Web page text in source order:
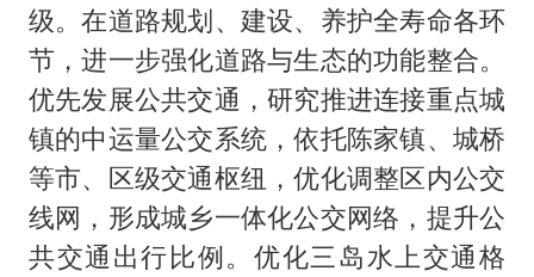
级。在道路规划、建设、养护全寿命各环
节，进一步强化道路与生态的功能整合。
优先发展公共交通，研究推进连接重点城
镇的中运量公交系统，依托陈家镇、城桥
等市、区级交通枢纽，优化调整区内公交
线网，形成城乡一体化公交网络，提升公
共交通出行比例。优化三岛水上交通格